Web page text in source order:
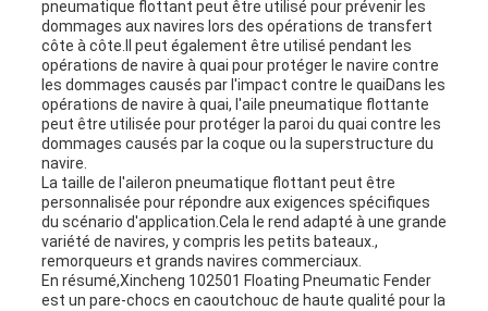
pneumatique flottant peut être utilisé pour prévenir les
dommages aux navires lors des opérations de transfert
côte à côte.Il peut également être utilisé pendant les
opérations de navire à quai pour protéger le navire contre
les dommages causés par l'impact contre le quaiDans les
opérations de navire à quai, l'aile pneumatique flottante
peut être utilisée pour protéger la paroi du quai contre les
dommages causés par la coque ou la superstructure du
navire.
La taille de l'aileron pneumatique flottant peut être
personnalisée pour répondre aux exigences spécifiques
du scénario d'application.Cela le rend adapté à une grande
variété de navires, y compris les petits bateaux.,
remorqueurs et grands navires commerciaux.
En résumé,Xincheng 102501 Floating Pneumatic Fender
est un pare-chocs en caoutchouc de haute qualité pour la